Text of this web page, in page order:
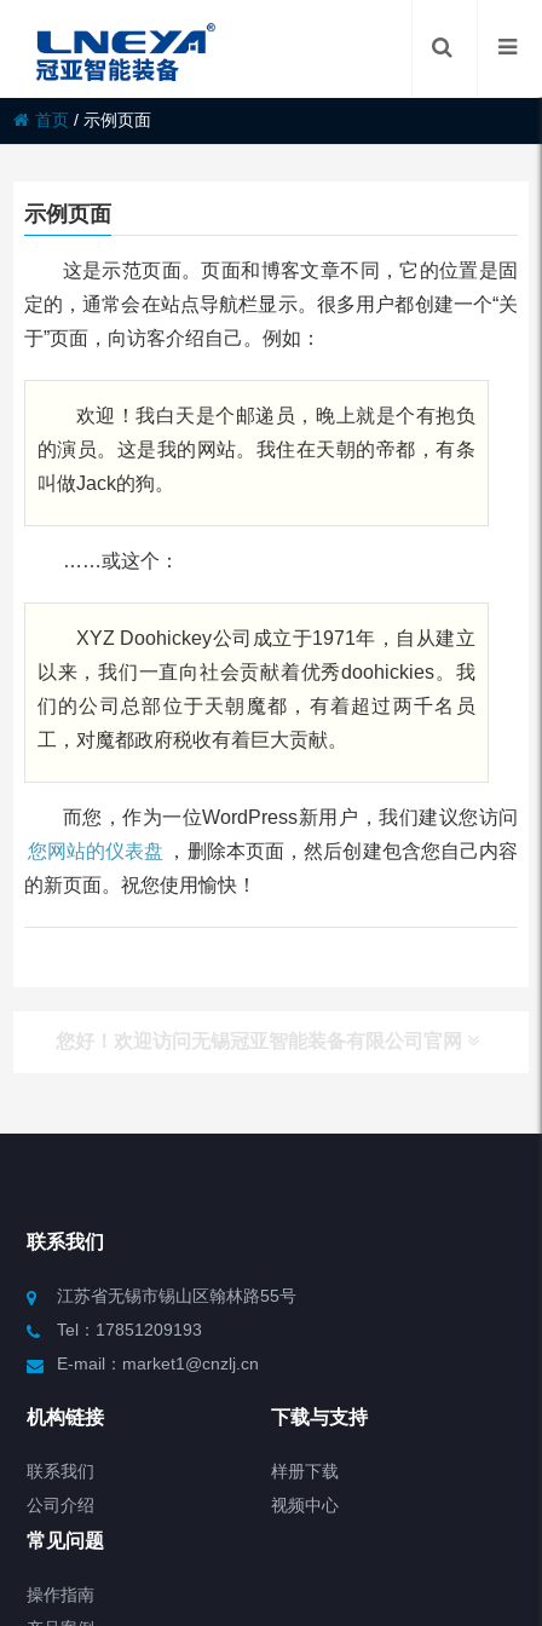
首页 /示例页面
示例页面
这是示范页面。页面和博客文章不同，它的位置是固
定的，通常会在站点导航栏显示。很多用户都创建一个“关
于”页面，向访客介绍自己。例如：
欢迎！我白天是个邮递员，晚上就是个有抱负
的演员。这是我的网站。我住在天朝的帝都，有条
叫做Jack的狗。
……或这个：
XYZ Doohickey公司成立于1971年，自从建立
以来，我们一直向社会贡献着优秀doohickies。我
们的公司总部位于天朝魔都，有着超过两千名员
工，对魔都政府税收有着巨大贡献。
而您，作为一位WordPress新用户，我们建议您访问
您网站的仪表盘
，删除本页面，然后创建包含您自己内容
的新页面。祝您使用愉快！
您好！欢迎访问无锡冠亚智能装备有限公司官网
制冷加热动态控温系统
Chiller直冷控温机组
联系我们
江苏省无锡市锡山区翰林路55号
Tel：17851209193
E-mail：market1@cnzlj.cn
机构链接
联系我们
公司介绍
下载与支持
样册下载
视频中心
常见问题
操作指南